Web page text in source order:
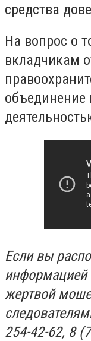
средства
На вопрос о
вкладчикам
объединение
Если вы
информацией
жертвой
254-42-62, 8